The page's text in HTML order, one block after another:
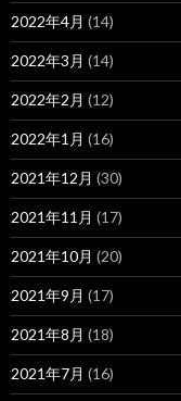
2022年4月 (14)
2022年3月 (14)
2022年2月 (12)
2022年1月 (16)
2021年12月 (30)
2021年11月 (17)
2021年10月 (20)
2021年9月 (17)
2021年8月 (18)
2021年7月 (16)